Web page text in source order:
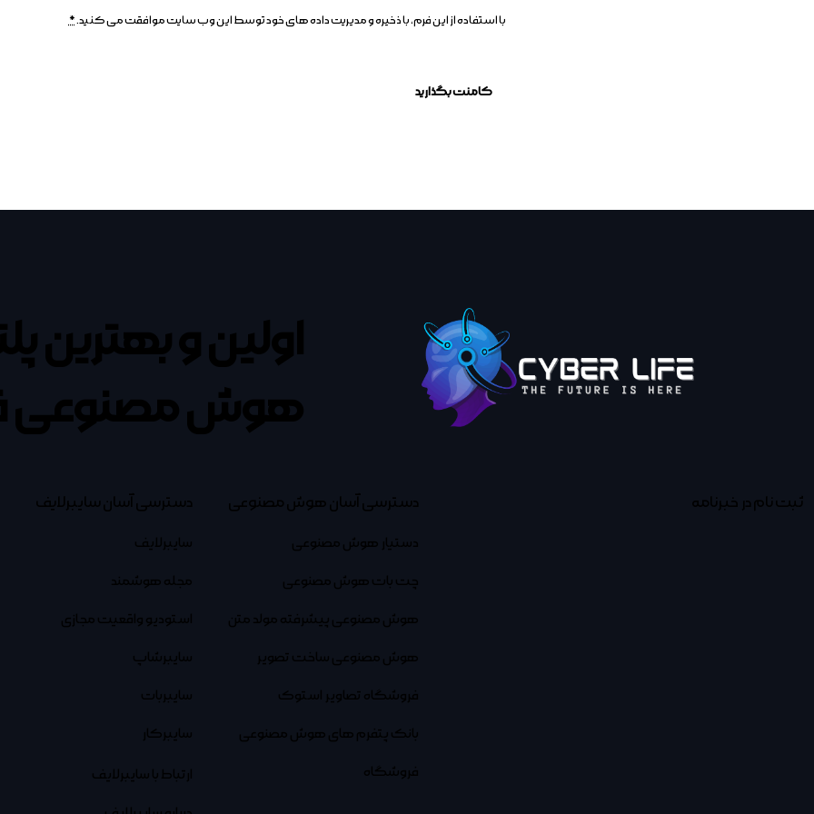
با استفاده از این فرم، با ذخیره و مدیریت داده های خود توسط این وب سایت موافقت می کنید.*
اولین و بهترین
هوش مصنوعی
ثبت نام در خبرنامه دسترسی آسان هوش مصنوعی
دستیار هوش مصنوعی
چت بات هوش مصنوعی
هوش مصنوعی پیشرفته مولد متن
هوش مصنوعی ساخت تصویر
فروشگاه تصاویر استوک
بانک پتفرم های هوش مصنوعی
فروشگاه
دسترسی آسان سایبرلایف
سایبرلایف
مجله هوشمند
استودیو واقعیت مجازی
سایبرشاپ
سایبربات
سایبرکار
ارتباط با سایبرلایف